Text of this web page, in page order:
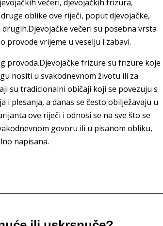
večeri, djevojačkih frizura,
oblike ove riječi, poput djevojačke,
večeri su posebna vrsta
provode vrijeme u veselju i zabavi.
provoda.Djevojačke frizure su frizure koje
nositi u svakodnevnom životu ili za
su tradicionalni običaji koji se povezuju s
plesanja, a danas se često obilježavaju u
ove riječi i odnosi se na sve što se
govoru ili u pisanom obliku,
napisana.